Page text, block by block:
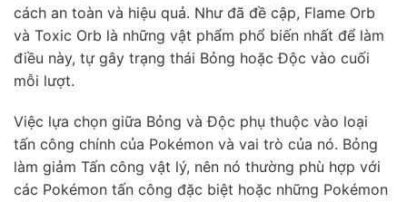
cách an toàn và hiệu quả. Như đã đề cập, Flame Orb
và Toxic Orb là những vật phẩm phổ biến nhất để làm
điều này, tự gây trạng thái Bỏng hoặc Độc vào cuối
mỗi lượt.
Việc lựa chọn giữa Bỏng và Độc phụ thuộc vào loại
tấn công chính của Pokémon và vai trò của nó. Bỏng
làm giảm Tấn công vật lý, nên nó thường phù hợp với
các Pokémon tấn công đặc biệt hoặc những Pokémon